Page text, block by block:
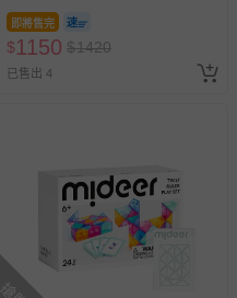
即將售完
$1150 $1420
已售出 4